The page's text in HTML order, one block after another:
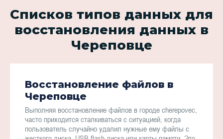
Списков типов данных для
восстановления данных в
Череповце
Восстановление файлов в
Череповце
Выполняя восстановление файлов в городе cherepovec,
часто приходится сталкиваться с ситуацией, когда
пользователь случайно удалил нужные ему файлы с